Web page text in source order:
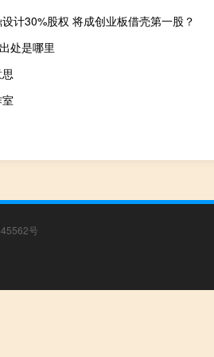
计30%股权 将成创业板借壳第一股？
处是哪里
号